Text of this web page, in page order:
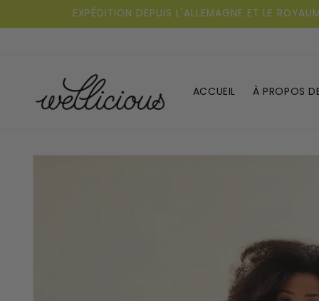
EXPÉDITION DEPUIS L'ALLEMAGNE ET LE
ACCUEIL À PROPOS